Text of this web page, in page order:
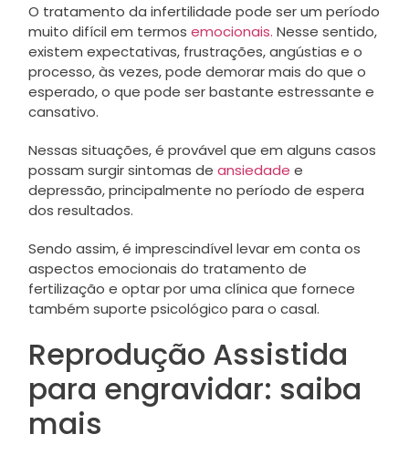
O tratamento da infertilidade pode ser um período
muito difícil em termos emocionais. Nesse sentido,
existem expectativas, frustrações, angústias e o
processo, às vezes, pode demorar mais do que o
esperado, o que pode ser bastante estressante e
cansativo.
Nessas situações, é provável que em alguns casos
possam surgir sintomas de ansiedade e
depressão, principalmente no período de espera
dos resultados.
Sendo assim, é imprescindível levar em conta os
aspectos emocionais do tratamento de
fertilização e optar por uma clínica que fornece
também suporte psicológico para o casal.
Reprodução Assistida
para engravidar: saiba
mais